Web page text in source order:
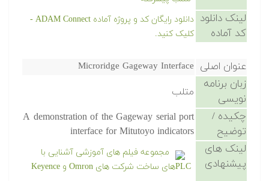
لینک دانلود
کد آماده
دانلود رایگان کد و پروژه آماده ADAM Connect -
کلیک کنید.
عنوان اصلی Microridge Gageway Interface
زبان برنامه
نویسی
متلب
چکیده /
توضیح
A demonstration of the Gageway serial port
interface for Mitutoyo indicators
لینک های
پیشنهادی
مجموعه فیلم های آموزشی آشنایی با
PLCهای ساخت شرکت های Omron و Keyence